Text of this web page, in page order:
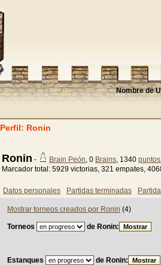
Nombre de
Perfil: Ronin
Ronin - Brain Peón, 0 Brains, 1340
Marcador total: 5929 victorias, 321 empates,
Datos personales Partidas terminadas
Mostrar torneos creados por Ronin (4)
Torneos de Ronin:
Estanques
de Ronin: